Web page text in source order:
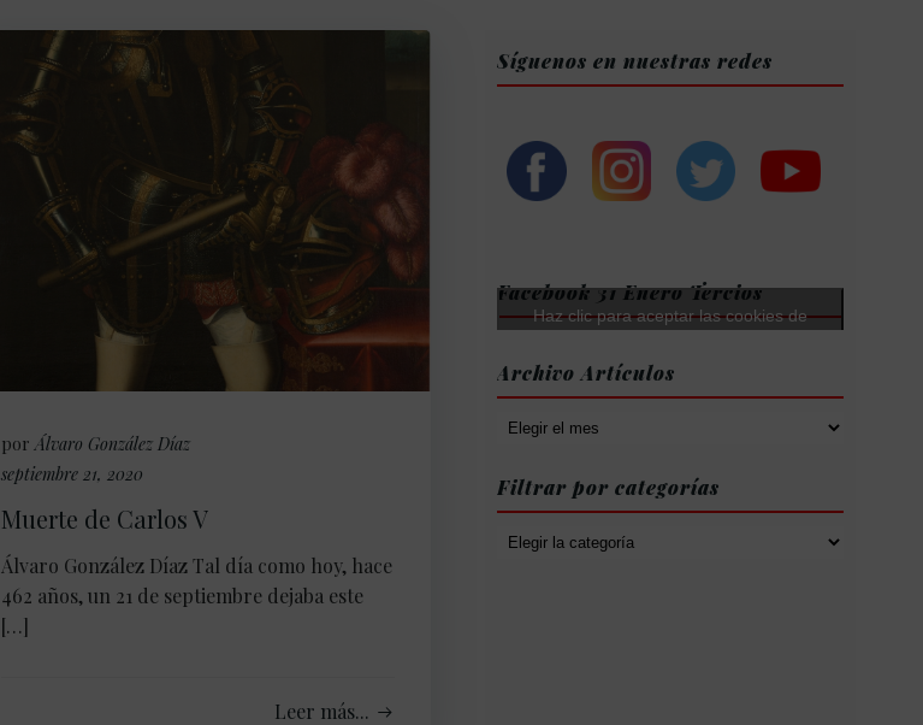
por Álvaro González Díaz
septiembre 21, 2020
Muerte de Carlos V
Álvaro González Díaz Tal día como hoy, hace
462 años, un 21 de septiembre dejaba este
[…]
Leer más...
Síguenos en nuestras redes
Facebook 31 Enero Tercios
Haz clic para aceptar las cookies de
Archivo Artículos
Archivo
Filtrar por categorías
Filtrar